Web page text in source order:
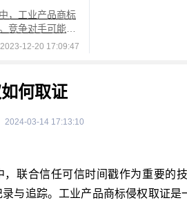
，工业产品商标
竞争对手可能通
应用于类似产
2023-12-20 17:09:47
何取证
2024-03-14 17:13:10
，联合信任可信时间戳作为重要的
与追踪。工业产品商标侵权取证